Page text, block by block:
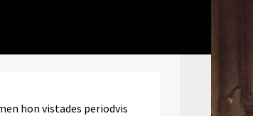
hon vistades periodvis